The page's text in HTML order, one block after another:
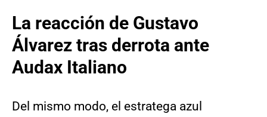
La reacción de Gustavo
Álvarez tras derrota ante
Audax Italiano
Del mismo modo, el estratega azul